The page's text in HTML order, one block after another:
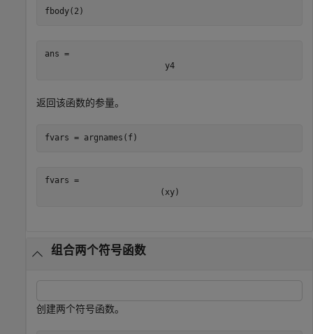
fbody(2)
ans =
y4
返回该函数的参量。
fvars = argnames(f)
fvars =
( xy)
组合两个符号函数
创建两个符号函数。